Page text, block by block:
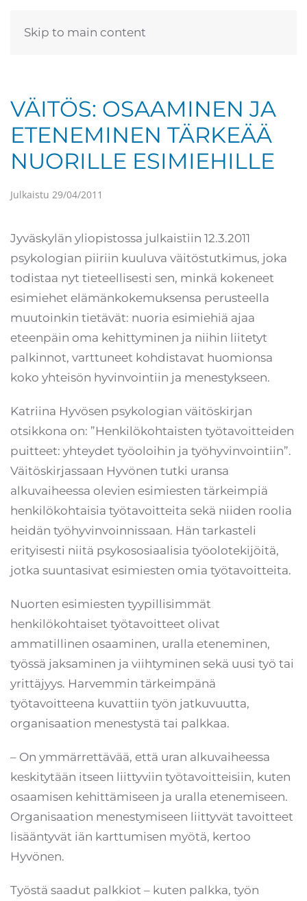
Skip to main content
VÄITÖS: OSAAMINEN JA
ETENEMINEN TÄRKEÄÄ
NUORILLE ESIMIEHILLE
Julkaistu 29/04/2011
Jyväskylän yliopistossa julkaistiin 12.3.2011
psykologian piiriin kuuluva väitöstutkimus, joka
todistaa nyt tieteellisesti sen, minkä kokeneet
esimiehet elämänkokemuksensa perusteella
muutoinkin tietävät: nuoria esimiehiä ajaa
eteenpäin oma kehittyminen ja niihin liitetyt
palkinnot, varttuneet kohdistavat huomionsa
koko yhteisön hyvinvointiin ja menestykseen.
Katriina Hyvösen psykologian väitöskirjan
otsikkona on: ”Henkilökohtaisten työtavoitteiden
puitteet: yhteydet työoloihin ja työhyvinvointiin”.
Väitöskirjassaan Hyvönen tutki uransa
alkuvaiheessa olevien esimiesten tärkeimpiä
henkilökohtaisia työtavoitteita sekä niiden roolia
heidän työhyvinvoinnissaan. Hän tarkasteli
erityisesti niitä psykososiaalisia työolotekijöitä,
jotka suuntasivat esimiesten omia työtavoitteita.
Nuorten esimiesten tyypillisimmät
henkilökohtaiset työtavoitteet olivat
ammatillinen osaaminen, uralla eteneminen,
työssä jaksaminen ja viihtyminen sekä uusi työ tai
yrittäjyys. Harvemmin tärkeimpänä
työtavoitteena kuvattiin työn jatkuvuutta,
organisaation menestystä tai palkkaa.
– On ymmärrettävää, että uran alkuvaiheessa
keskitytään itseen liittyviin työtavoitteisiin, kuten
osaamisen kehittämiseen ja uralla etenemiseen.
Organisaation menestymiseen liittyvät tavoitteet
lisääntyvät iän karttumisen myötä, kertoo
Hyvönen.
Työstä saadut palkkiot – kuten palkka, työn